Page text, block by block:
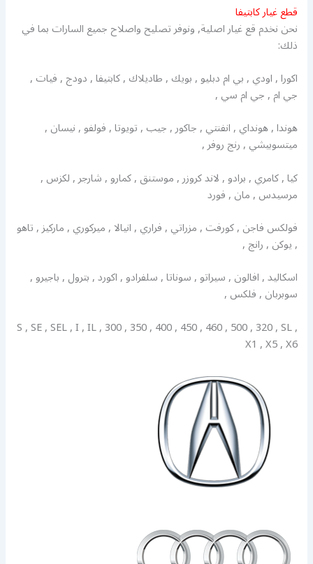
قطع غيار كابتيفا
نحن نخدم قع غيار اصلية, ونوفر تصليح واصلاح جميع السارات بما في
ذلك:
اكورا , اودي , بي ام دبليو , بويك , طاديلاك , كابتيفا , دودج , فيات ,
جي ام , جي ام سي ,
هوندا , هونداي , انفنتي , جاكور , جيب , تويوتا , فولفو , نيسان ,
ميتسوبيشي , رنج روفر ,
كيا , كامري , برادو , لاند كروزر , موستنق , كمارو , شارجر , لكزس ,
مرسيدس , مان , فورد
فولكس فاجن , كورفت , مزراتي , فراري , انيالا , ميركوري , ماركيز , تاهو
, يوكن , رانج ,
اسكاليد , افالون , سيراتو , سوناتا , سلفرادو , اكورد , بترول , باجيرو ,
سوبربان , فلكس ,
S , SE , SEL , I , IL , 300 , 350 , 400 , 450 , 460 , 500 , 320 , SL ,
X1 , X5 , X6